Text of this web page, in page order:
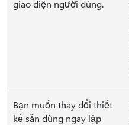
giao diện người dùng.
Bạn muốn thay đổi thiết
kế sẵn dùng ngay lập